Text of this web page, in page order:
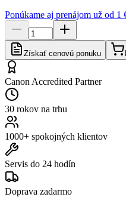
Ponúkame aj prenájom už od 1
Získať cenovú ponuku
Canon Accredited Partner
30 rokov na trhu
1000+ spokojných klientov
Servis do 24 hodín
Doprava zadarmo